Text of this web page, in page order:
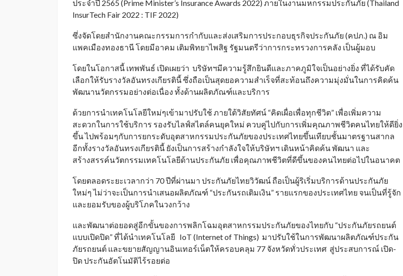
ประจำปี 2565 (Prime Minister’s Insurance Awards 2022) ภายในงานมหกรรมประกันภัย (Thailand
InsurTech Fair 2022 : TIF 2022)
ซึ่งจัดโดยสำนักงานคณะกรรมการกำกับและส่งเสริมการประกอบธุรกิจประกันภัย (คปภ.) ณ อิม
แพคเมืองทองธานี โดยมีอาคม เติมพิทยาไพสิฐ รัฐมนตรีว่าการกระทรวงการคลัง เป็นผู้มอบ
โดยในโอกาสนี้ เทพพันธ์ เปิดเผยว่า บริษัทฯมีความรู้สึกยินดีและภาคภูมิใจเป็นอย่างยิ่ง ที่ได้รับคัด
เลือกให้รับรางวัลอันทรงเกียรตินี้ ซึ่งถือเป็นสุดยอความสำเร็จที่สะท้อนถึงความมุ่งมั่นในการคิดค้น
พัฒนานวัตกรรมอย่างต่อเนื่อง ทั้งด้านผลิตภัณฑ์และบริการ
ด้วยการนำเทคโนโลยีใหม่ๆเข้ามาปรับใช้ ภายใต้วิสัยทัศน์ “คิดเผื่อเพื่อทุกชีวิต” เพื่อเพิ่มความ
สะดวกในการใช้บริการ รองรับไลฟ์สไตล์คนยุคใหม่ ควบคู่ไปกับการเพิ่มคุณภาพชีวิตคนไทยให้ดียิ่ง
ขึ้น ไปพร้อมๆกับการยกระดับอุตสาหกรรมประกันภัยของประเทศไทยขึ้นเทียบชั้นมาตรฐานสากล
อีกทั้งรางวัลอันทรงเกียรตินี้ ยังเป็นการสร้างกำลังใจให้บริษัทฯ เดินหน้าคิดค้น พัฒนา และ
สร้างสรรค์นวัตกรรมเทคโนโลยีด้านประกันภัย เพื่อคุณภาพชีวิตที่ดีขึ้นของคนไทยต่อไปในอนาคต
โดยตลอดระยะเวลากว่า 70 ปีที่ผ่านมา ประกันภัยไทยวิวัฒน์ ถือเป็นผู้ริเริ่มบริการด้านประกันภัย
ใหม่ๆ ไม่ว่าจะเป็นการนำเสนอผลิตภัณฑ์ “ประกันรถเติมเงิน” รายแรกของประเทศไทย จนเป็นที่รู้จัก
และยอมรับของผู้บริโภคในวงกว้าง
และพัฒนาต่อยอดสู่อีกขั้นของการพลิกโฉมอุตสาหกรรมประกันภัยของไทยกับ “ประกันภัยรถยนต์
แบบเปิดปิด” ที่ได้นำเทคโนโลยี IoT (Internet of Things) มาปรับใช้ในการพัฒนาผลิตภัณฑ์ประกัน
ภัยรถยนต์ และขยายสัญญานอินเทอร์เน็ตให้ครอบคลุม 77 จังหวัดทั่วประเทศ สู่ประสบการณ์ เปิด-
ปิด ประกันอัตโนมัติไร้รอยต่อ